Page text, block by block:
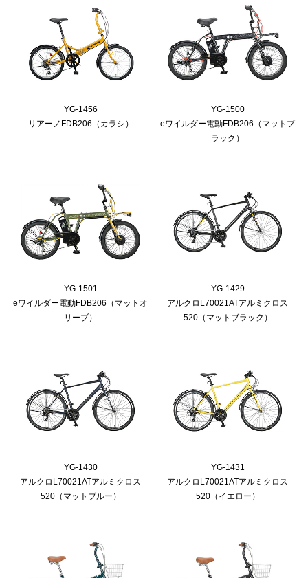
YG-1456
リアーノFDB206（カラシ）
YG-1500
eワイルダー電動FDB206（マットブ
ラック）
YG-1501
eワイルダー電動FDB206（マットオ
リーブ）
YG-1429
アルクロL70021ATアルミクロス
520（マットブラック）
YG-1430
アルクロL70021ATアルミクロス
520（マットブルー）
YG-1431
アルクロL70021ATアルミクロス
520（イエロー）